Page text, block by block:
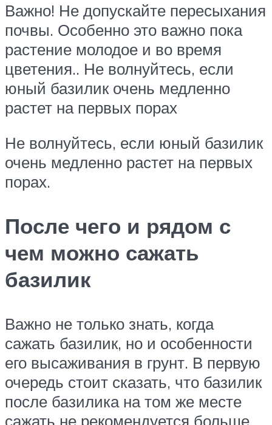
Важно! Не допускайте пересыхания
почвы. Особенно это важно пока
растение молодое и во время
цветения.. Не волнуйтесь, если
юный базилик очень медленно
растет на первых порах
Не волнуйтесь, если юный базилик
очень медленно растет на первых
порах.
После чего и рядом с
чем можно сажать
базилик
Важно не только знать, когда
сажать базилик, но и особенности
его высаживания в грунт. В первую
очередь стоит сказать, что базилик
после базилика на том же месте
сажать не рекомендуется больше